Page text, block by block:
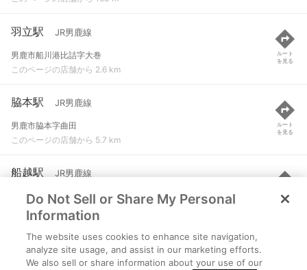
羽立駅 JR男鹿線
男鹿市船川港比詰字大巻
このページの店舗から 2.6 km
ルート
を見る
脇本駅 JR男鹿線
男鹿市脇本字曲田
このページの店舗から 5.7 km
ルート
を見る
船越駅 JR男鹿線
男鹿市船越字狐森
このページの店舗から 8.6 km
ルート
を見る
天王駅 JR男鹿線
潟上市天王
Do Not Sell or Share My Personal
Information
The website uses cookies to enhance site navigation,
analyze site usage, and assist in our marketing efforts.
We also sell or share information about your use of our